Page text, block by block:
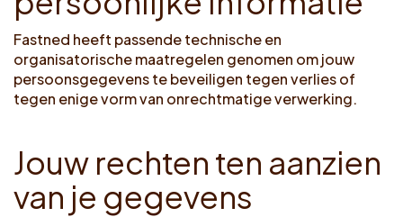
Fastned heeft passende technische en
organisatorische maatregelen genomen om jouw
persoonsgegevens te beveiligen tegen verlies of
tegen enige vorm van onrechtmatige verwerking.
Jouw rechten ten aanzien
van je gegevens